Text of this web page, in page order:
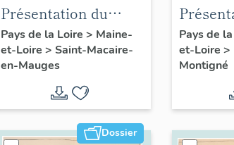
Présentation du
patrimoine
industriel de la
commune de Saint-
Macaire-en-Mauges
Pays de la Loire > Maine-
et-Loire > Saint-Macaire-
en-Mauges
Pays de
et-Loire >
Montigné
Dossier